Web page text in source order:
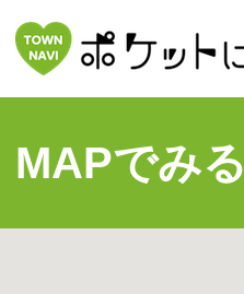
MAPでみる